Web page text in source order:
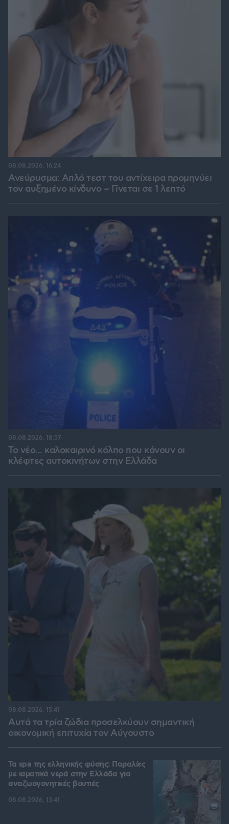
Ανεύρυσμα: Απλό τεστ του αντίχειρα προμηνύει
τον αυξημένο κίνδυνο – Γίνεται σε 1 λεπτό
08.08.2026, 16:24
Το νέο... καλοκαιρινό κόλπο που κάνουν οι
κλέφτες αυτοκινήτων στην Ελλάδα
08.08.2026, 18:57
Αυτά τα τρία ζώδια προσελκύουν σημαντική
οικονομική επιτυχία τον Αύγουστο
08.08.2026, 15:41
Τα spa της ελληνικής φύσης: Παραλίες
με ιαματικά νερά στην Ελλάδα για
αναζωογονητικές βουτιές
08.08.2026, 13:41